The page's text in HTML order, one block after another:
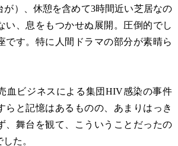
が）、休憩を含めて3時間近い芝居なの
い、息をもつかせぬ展開。圧倒的でし
です。特に人間ドラマの部分が素晴ら
血ビジネスによる集団HIV感染の事件
らと記憶はあるものの、あまりはっき
、舞台を観て、こういうことだったの
た。